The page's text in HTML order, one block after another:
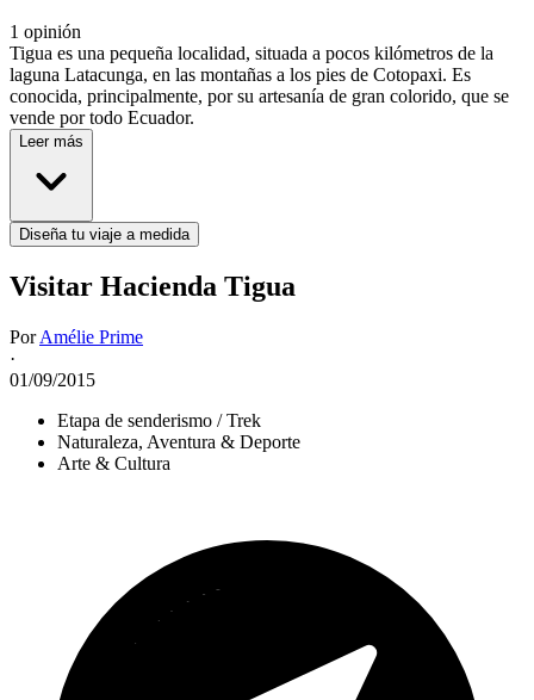
1 opinión
Tigua es una pequeña localidad, situada a pocos kilómetros de la
laguna Latacunga, en las montañas a los pies de Cotopaxi. Es
conocida, principalmente, por su artesanía de gran colorido, que se
vende por todo Ecuador.
Leer más
Diseña tu viaje a medida
Visitar Hacienda Tigua
PorAmélie Prime
·
01/09/2015
Etapa de senderismo / Trek
Naturaleza, Aventura & Deporte
Arte & Cultura